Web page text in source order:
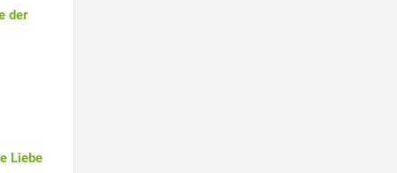
der
Liebe